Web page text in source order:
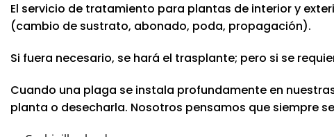
El servicio de tratamiento para plantas de interior y
(cambio de sustrato, abonado, poda, propagación).
Si fuera necesario, se hará el trasplante; pero si se
Cuando una plaga se instala profundamente en
planta o desecharla. Nosotros pensamos que siempre